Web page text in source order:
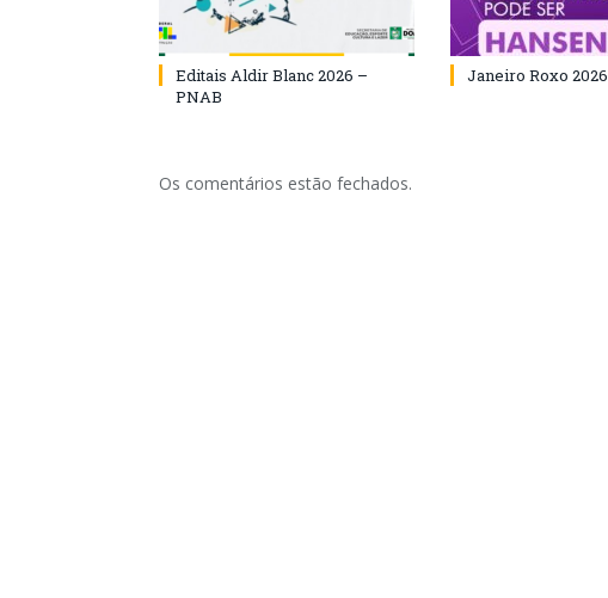
Editais Aldir Blanc 2026 –
PNAB
Janeiro Roxo 2026
Os comentários estão fechados.